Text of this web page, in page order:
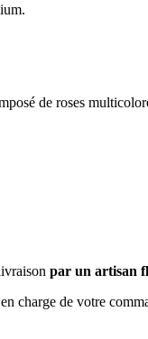
de roses
par un artisan
charge de votre